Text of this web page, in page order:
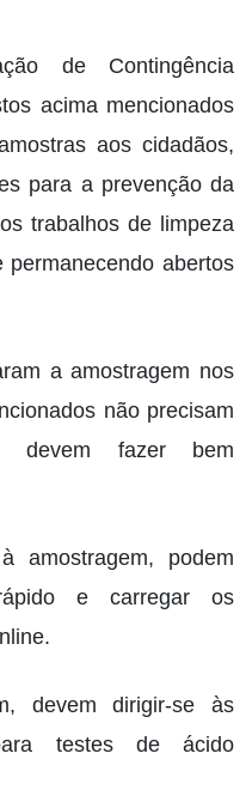
de Contingência
acima mencionados
aos cidadãos,
para a prevenção da
trabalhos de limpeza
abertos
a amostragem nos
não precisam
devem fazer bem
amostragem, podem
e carregar os
devem dirigir-se às
testes de ácido